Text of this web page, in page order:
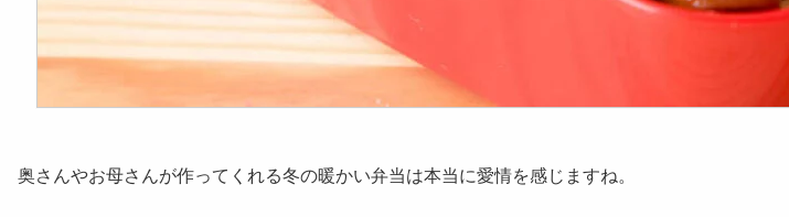
奥さんやお母さんが作ってくれる冬の暖かい弁当は本当に愛情を感じますね。